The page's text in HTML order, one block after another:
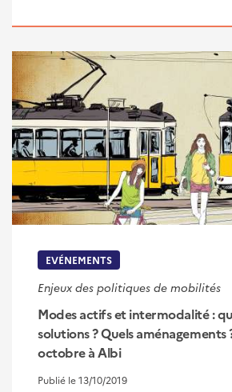
EVÉNEMENTS
Enjeux des politiques de mobilités
Modes actifs et intermodalité :
solutions ? Quels aménagements
octobre à Albi
Publié le 13/10/2019